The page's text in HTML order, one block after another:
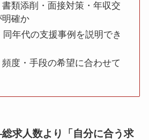
類添削・面接対策・年収交
確か
同年代の支援事例を説明でき
度・手段の希望に合わせて
人数より「自分に合う求